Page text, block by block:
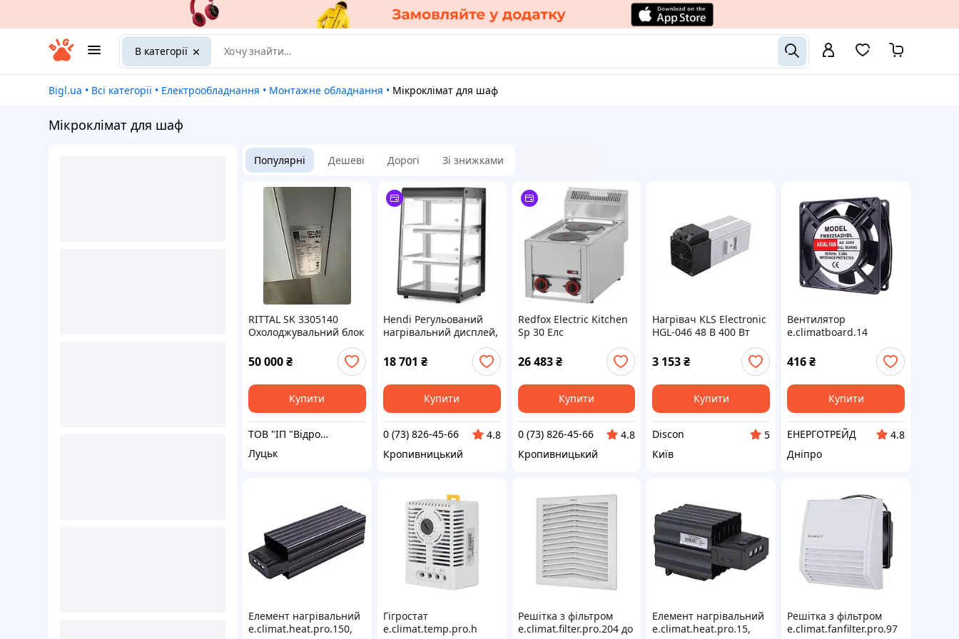
В категорії
Bigl.ua • Всі категорії • Електрообладнання • Монтажне обладнання • Мікроклімат для шаф
Мікроклімат для шаф
Популярні Дешеві Дорогі Зі знижками
RITTAL SK 3305140
Охолоджувальний блок
вентиляції
50 000₴
Купити
ТОВ "ІП "Відродження"
Луцьк
Hendi Регульований
нагрівальний дисплей,
чорний, 220-240 В/500
Вт, 472X447X(H)775 мм
18 701 ₴
Купити
0 (73) 826-45-66
4.8
Кропивницький
Redfox Electric Kitchen
Sp 30 Елс
26 483 ₴
Купити
0 (73) 826-45-66
4.8
Кропивницький
Нагрівач KLS Electronic
HGL-046 48 В 400 Вт
3 153₴
Купити
Discon
5
Київ
Вентилятор
e.climatboard.14
13Вт
416₴
Купити
ЕНЕРГОТРЕЙД
4.8
Дніпро
Елемент нагрівальний
e.climat.heat.pro.150,
Гігростат
e.climat.temp.pro.h
Решітка з фільтром
e.climat.filter.pro.204 до
Елемент нагрівальний
e.climat.heat.pro.15,
Решітка з фільтром
e.climat.fanfilter.pro.97